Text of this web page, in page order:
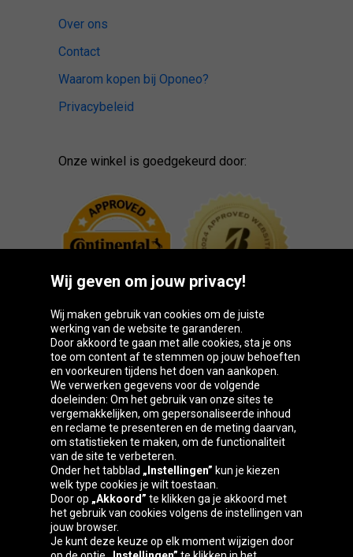
Over ons
Contact
Waarom kopen bij Oponeo?
Privacybeleid
Onze winkel is goedgekeurd door:
Oponeo-groep
Belgique
Česká
republika
Deutschland Éire
España France Italia Magyarország
Wij geven om jouw privacy!
Wij maken gebruik van cookies om de juiste
werking van de website te garanderen.
Door akkoord te gaan met alle cookies, sta je ons
toe om content af te stemmen op jouw behoeften
en voorkeuren tijdens het doen van aankopen.
We verwerken gegevens voor de volgende
doeleinden: Om het gebruik van onze sites te
vergemakkelijken, om gepersonaliseerde inhoud
en reclame te presenteren en de meting daarvan,
om statistieken te maken, om de functionaliteit
van de site te verbeteren.
Onder het tabblad „Instellingen” kun je kiezen
welk type cookies je wilt toestaan.
Door op „Akkoord” te klikken ga je akkoord met
het gebruik van cookies volgens de instellingen van
jouw browser.
Je kunt deze keuze op elk moment wijzigen door